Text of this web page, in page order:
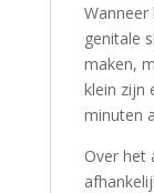
genitale
maken,
klein zijn
minuten
Over het